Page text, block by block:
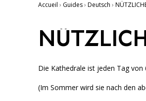
Accueil › Guides› Deutsch ›
Die Kathedrale ist jeden Tag
(Im Sommer wird sie nach den